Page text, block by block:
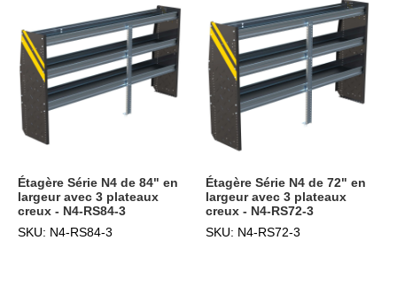
Étagère Série N4 de 84" en
largeur avec 3 plateaux
creux - N4-RS84-3
SKU: N4-RS84-3
Étagère Série N4 de 72" en
largeur avec 3 plateaux
creux - N4-RS72-3
SKU: N4-RS72-3